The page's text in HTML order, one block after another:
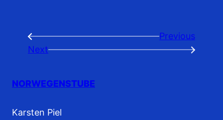
←
Previous
Next
→
NORWEGENSTUBE
Karsten Piel